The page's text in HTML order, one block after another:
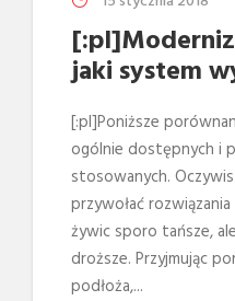
jaki system
[:pl]Poniższe
ogólnie dostępnych i
stosowanych.
przywołać
żywic sporo tańsze,
droższe. Przyjmując
podłoża,...